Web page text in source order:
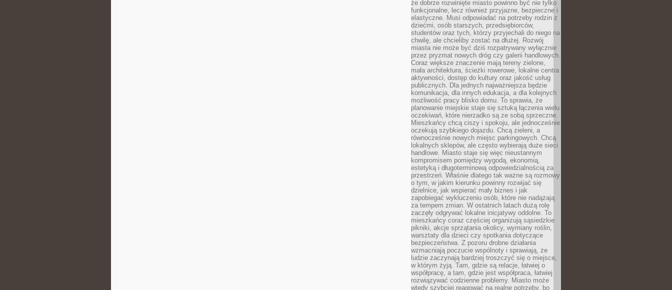
że dobrze rozwinięte miasto powinno być nie tylko
funkcjonalne, lecz również przyjazne, bezpieczne i
elastyczne. Musi odpowiadać na potrzeby rodzin z
dziećmi, osób starszych, przedsiębiorców,
studentów oraz tych, którzy przyjechali do niego na
chwilę, ale chcieliby zostać na dłużej. Rozwój
miasta nie może być dziś rozpatrywany wyłącznie
przez pryzmat nowych dróg czy galerii handlowych.
Coraz większe znaczenie mają tereny zielone,
mała architektura, ścieżki rowerowe, lokalne centra
aktywności, dostęp do kultury oraz jakość usług
publicznych. Dla jednych najważniejsza będzie
komunikacja, dla innych edukacja, a dla kolejnych
możliwość pracy blisko domu. To sprawia, że
planowanie miejskie staje się sztuką łączenia wielu
oczekiwań, które nierzadko są ze sobą sprzeczne.
Mieszkańcy chcą ciszy i spokoju, ale jednocześnie
oczekują szybkiego dojazdu. Chcą zieleni, a
równocześnie nowych miejsc parkingowych. Chcą
lokalnych sklepów, ale często wybierają duże sieci
handlowe. Miasto staje się więc nieustannym
kompromisem pomiędzy wygodą, ekonomią,
estetyką i długoterminową odpowiedzialnością za
przestrzeń. Właśnie dlatego tak ważne są rozmowy
o tym, w jakim kierunku powinny rozwijać się
dzielnice, jak wspierać mały biznes i jak
zapobiegać wykluczeniu osób, które nie nadążają
za tempem zmian. W ostatnich latach dużą rolę
zaczęły odgrywać lokalne inicjatywy oddolne. To
mieszkańcy coraz częściej organizują sąsiedzkie
pikniki, akcje sprzątania okolicy, wymiany roślin,
warsztaty dla dzieci czy spotkania dotyczące
bezpieczeństwa. Z pozoru drobne działania
wzmacniają poczucie wspólnoty i sprawiają, że
ludzie zaczynają bardziej troszczyć się o miejsce,
w którym żyją. Tam, gdzie są relacje, łatwiej o
współpracę, a tam, gdzie jest współpraca, łatwiej
rozwiązywać codzienne problemy. Miasto może
wtedy szybciej reagować na realne potrzeby, bo